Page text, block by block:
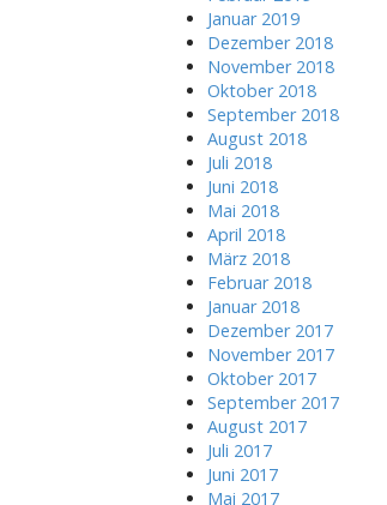
Januar 2019
Dezember 2018
November 2018
Oktober 2018
September 2018
August 2018
Juli 2018
Juni 2018
Mai 2018
April 2018
März 2018
Februar 2018
Januar 2018
Dezember 2017
November 2017
Oktober 2017
September 2017
August 2017
Juli 2017
Juni 2017
Mai 2017